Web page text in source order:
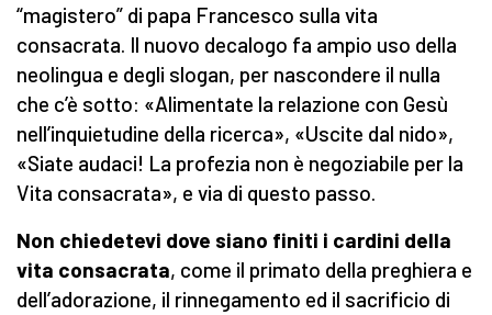
“magistero” di papa Francesco sulla vita
consacrata. Il nuovo decalogo fa ampio uso della
neolingua e degli slogan, per nascondere il nulla
che c’è sotto: «Alimentate la relazione con Gesù
nell’inquietudine della ricerca», «Uscite dal nido»,
«Siate audaci! La profezia non è negoziabile per la
Vita consacrata», e via di questo passo.
Non chiedetevi dove siano finiti i cardini della
vita consacrata, come il primato della preghiera e
dell’adorazione, il rinnegamento ed il sacrificio di